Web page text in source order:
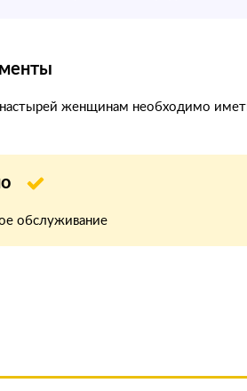
женщинам необходимо
обслуживание